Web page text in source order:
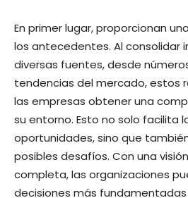
En primer lugar, proporcionan
los antecedentes. Al consolidar
diversas fuentes, desde
tendencias del mercado, estos
las empresas obtener una
su entorno. Esto no solo facilita
oportunidades, sino que
posibles desafíos. Con una
completa, las organizaciones
decisiones más